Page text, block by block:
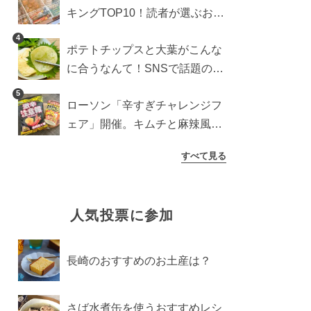
キングTOP10！読者が選ぶおす
4
ポテトチップスと大葉がこんな
に合うなんて！SNSで話題の食
5
ローソン「辛すぎチャレンジフ
ェア」開催。キムチと麻辣風の
すべて見る
人気投票に参加
長崎のおすすめのお土産は？
さば水煮缶を使うおすすめレシ